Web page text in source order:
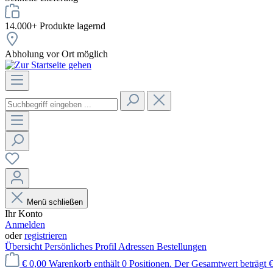
14.000+ Produkte lagernd
Abholung vor Ort möglich
Menü schließen
Ihr Konto
Anmelden
oderregistrieren
Übersicht Persönliches Profil Adressen Bestellungen
€ 0,00 Warenkorb enthält 0 Positionen. Der Gesamtwert beträgt